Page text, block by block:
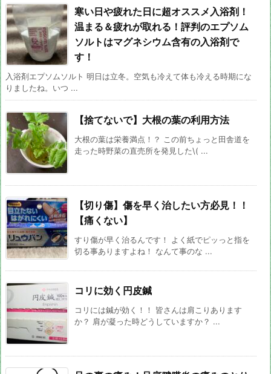
寒い日や疲れた日に超オススメ入浴剤！
温まる＆疲れが取れる！評判のエプソム
ソルトはマグネシウム含有の入浴剤で
す！
入浴剤エプソムソルト 明日は立冬。空気も冷えて体も冷える時期にな
りましたね。いつ ...
【捨てないで】大根の葉の利用方法
大根の葉は栄養満点！？ この前ちょっと田舎道を
走った時野菜の直売所を発見した\( ...
【切り傷】傷を早く治したい方必見！！
【痛くない】
すり傷が早く治るんです！ よく紙でピッっと指を
切る事ありますよね！ なんて事のな ...
コリに効く円皮鍼
コリには鍼が効く！！ 皆さんは肩こりあります
か？ 肩が凝った時どうしていますか？ ...